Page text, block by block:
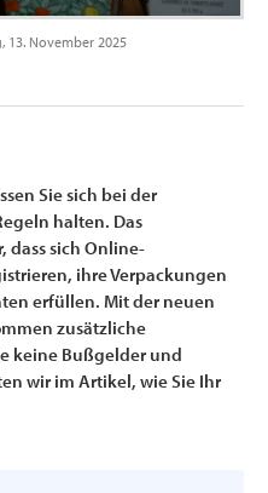
13. November 2025
Sie sich bei der
halten. Das
dass sich Online-
ihre Verpackungen
erfüllen. Mit der neuen
zusätzliche
keine Bußgelder und
wir im Artikel, wie Sie Ihr